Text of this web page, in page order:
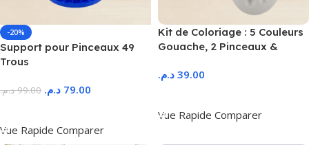
-20%
Support pour Pinceaux 49
Trous
99.00 د.م. 79.00 د.م.
Vue Rapide Comparer
Kit de Coloriage : 5 Couleurs
Gouache, 2 Pinceaux &
39.00 د.م.
Vue Rapide Comparer